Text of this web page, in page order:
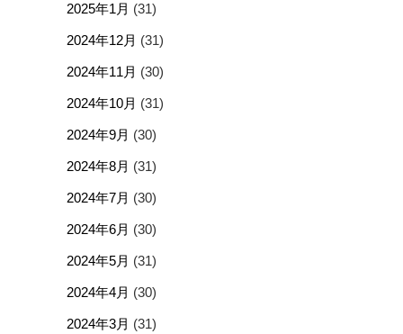
2025年1月 (31)
2024年12月 (31)
2024年11月 (30)
2024年10月 (31)
2024年9月 (30)
2024年8月 (31)
2024年7月 (30)
2024年6月 (30)
2024年5月 (31)
2024年4月 (30)
2024年3月 (31)